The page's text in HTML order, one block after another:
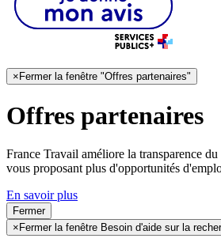
×Fermer la fenêtre "Offres partenaires"
Offres partenaires
France Travail améliore la transparence
vous proposant plus d'opportunités
En savoir plus
Fermer
× Fermer la fenêtre Besoin d'aide sur la